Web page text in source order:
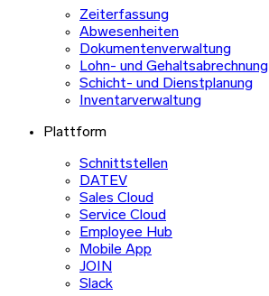
Zeiterfassung
Abwesenheiten
Dokumentenverwaltung
Lohn- und Gehaltsabrechnung
Schicht- und Dienstplanung
Inventarverwaltung
Plattform
Schnittstellen
DATEV
Sales Cloud
Service Cloud
Employee Hub
Mobile App
JOIN
Slack